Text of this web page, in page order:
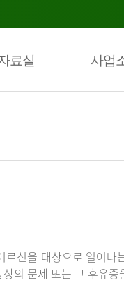
료실 사업
르신을 대상으로 일어
의 문제 또는 그 후유증